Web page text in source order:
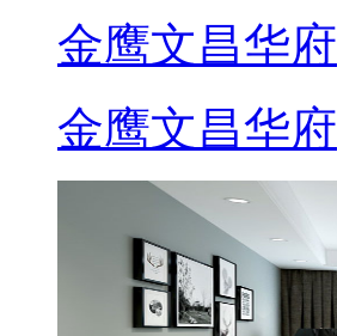
金鹰文昌华府
金鹰文昌华府